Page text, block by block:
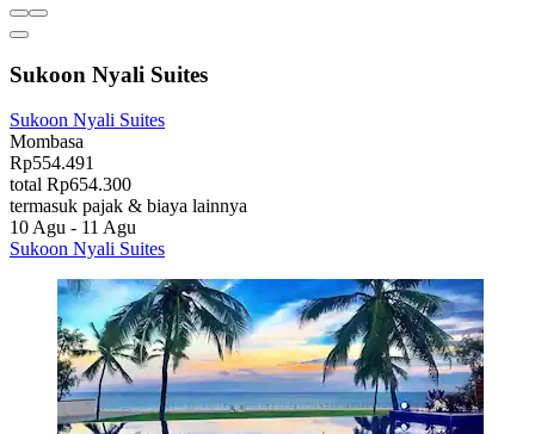
Sukoon Nyali Suites
Sukoon Nyali Suites
Mombasa
Rp554.491
total Rp654.300
termasuk pajak & biaya lainnya
10 Agu - 11 Agu
Sukoon Nyali Suites